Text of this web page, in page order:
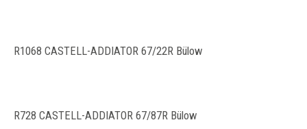
R1068 CASTELL-ADDIATOR 67/22R Bülow
R728 CASTELL-ADDIATOR 67/87R Bülow